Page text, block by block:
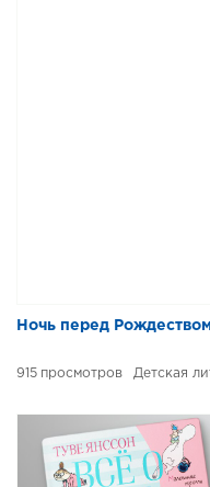
Ночь перед
915 Детская